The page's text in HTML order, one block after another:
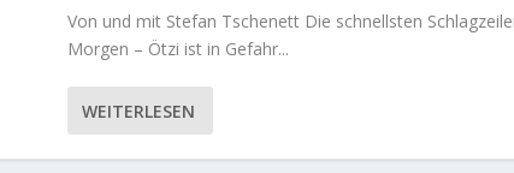
Von und mit Stefan Tschenett Die schnellsten
Morgen – Ötzi ist in Gefahr...
WEITERLESEN